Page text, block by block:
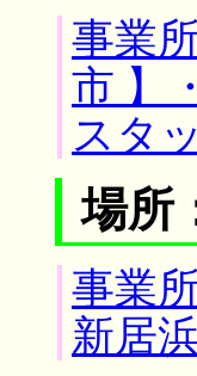
事業
市 】
スタ
場所
事業
新居